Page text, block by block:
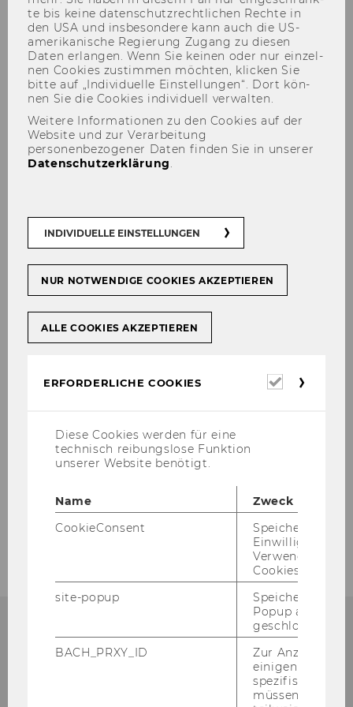
Dr. Christian Knotzer, MSc
(WU), BSc
chris­ti­an.knot­zer@wu.ac.at
CV + Pu­bli­ka­tio­nen PURE
te bis keine da­ten­schutz­recht­li­chen Rech­te in
den USA und ins­be­son­de­re kann auch die US-​
amerikanische Re­gie­rung Zu­gang zu die­sen
Daten er­lan­gen. Wenn Sie kei­nen oder nur ein­zel­
nen Coo­kies zu­stim­men möch­ten, kli­cken Sie
bitte auf „In­di­vi­du­el­le Ein­stel­lun­gen“. Dort kön­
nen Sie die Coo­kies in­di­vi­du­ell ver­wal­ten.
Weitere Informationen zu den Cookies auf der
Website und zur Verarbeitung
personenbezogener Daten finden Sie in unserer
Datenschutzerklärung.
INDIVIDUELLE EINSTELLUNGEN
NUR NOTWENDIGE COOKIES AKZEPTIEREN
ALLE COOKIES AKZEPTIEREN
ERFORDERLICHE COOKIES
Diese Cookies werden für eine
technisch reibungslose Funktion
unserer Website benötigt.
Name
Zweck
CookieConsent
Speichert Ihre
Einwilligung zur
Verwendung von
Cookies.
site-popup
Speichert ob ein
Popup
geschlossen
BACH_PRXY_ID
Zur Anzeige von
einigen WU-
spezifischen
müssen